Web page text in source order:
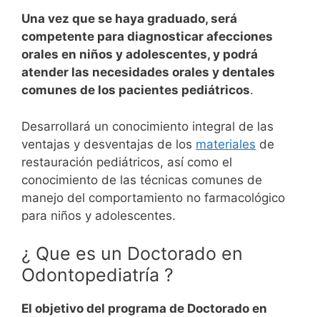
Una vez que se haya graduado, será
competente para diagnosticar afecciones
orales en niños y adolescentes, y podrá
atender las necesidades orales y dentales
comunes de los pacientes pediátricos.
Desarrollará un conocimiento integral de las
ventajas y desventajas de los materiales de
restauración pediátricos, así como el
conocimiento de las técnicas comunes de
manejo del comportamiento no farmacológico
para niños y adolescentes.
¿ Que es un Doctorado en
Odontopediatría ?
El objetivo del programa de Doctorado en